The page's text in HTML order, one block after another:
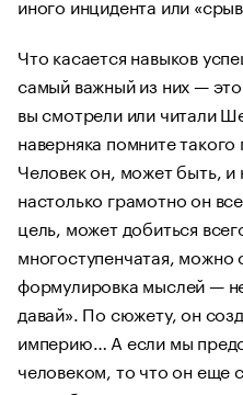
Что касается навыков
самый важный из них —
вы смотрели или читали
наверняка помните
Человек он, может быть, и
настолько грамотно он
цель, может добиться
многоступенчатая, можно
формулировка мыслей —
давай». По сюжету, он
империю… А если мы
человеком, то что он еще